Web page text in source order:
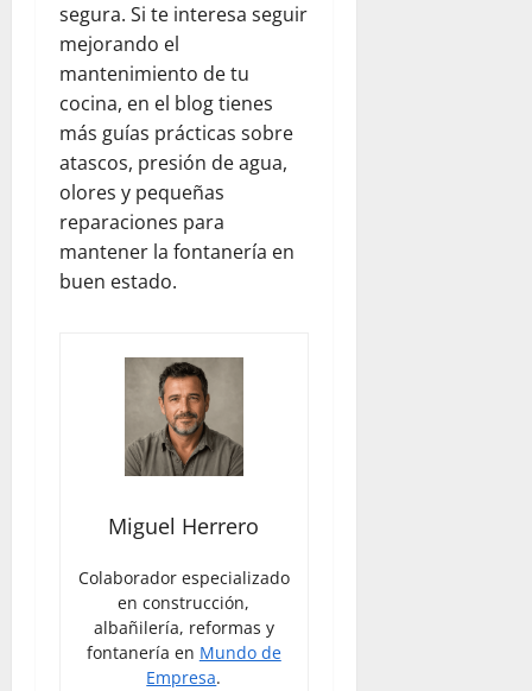
segura. Si te interesa seguir
mejorando el
mantenimiento de tu
cocina, en el blog tienes
más guías prácticas sobre
atascos, presión de agua,
olores y pequeñas
reparaciones para
mantener la fontanería en
buen estado.
Miguel Herrero
Colaborador especializado
en construcción,
albañilería, reformas y
fontanería en Mundo de
Empresa.